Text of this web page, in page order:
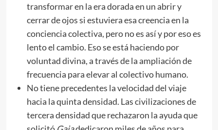
transformar en la era dorada en un abrir y
cerrar de ojos si estuviera esa creencia en la
conciencia colectiva, pero no es así y por eso es
lento el cambio. Eso se está haciendo por
voluntad divina, a través de la ampliación de
frecuencia para elevar al colectivo humano.
No tiene precedentes la velocidad del viaje
hacia la quinta densidad. Las civilizaciones de
tercera densidad que rechazaron la ayuda que